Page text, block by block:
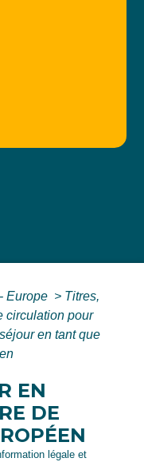
Europe > Titres,
circulation pour
en tant que
EN
DE
légale et